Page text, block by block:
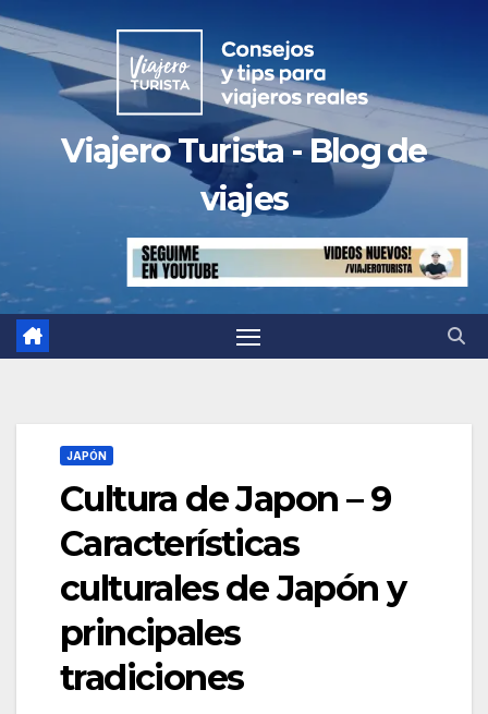
Saltar
al
contenido
Viajero Turista - Blog de
viajes
JAPÓN
Cultura de Japon – 9
Características
culturales de Japón y
principales
tradiciones